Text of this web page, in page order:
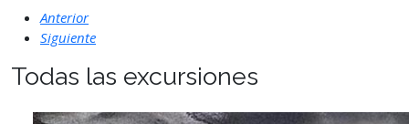
Anterior
Siguiente
Todas las excursiones